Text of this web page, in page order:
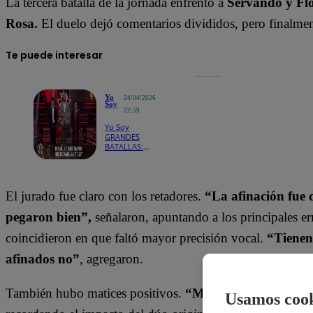
Rosa. El duelo dejó comentarios divididos, pero
Te puede interesar
Yo
Soy
24/04/2026
22:59
Yo Soy
GRANDES
BATALLAS:
un empate!
El jurado fue claro con los retadores. “La afinación fue
pegaron bien”, señalaron, apuntando a los principales
coincidieron en que faltó mayor precisión vocal.
afinados no”, agregaron.
También hubo matices positivos. “Me divertí… mi
Usamos